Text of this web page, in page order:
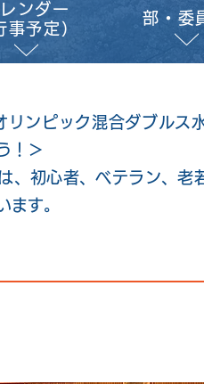
ンダー
事予定）
部・委
リンピック混合ダブルス
！＞
、初心者、ベテラン、老
ます。